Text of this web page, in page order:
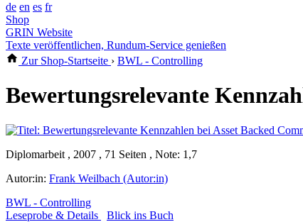
de en es fr
Shop
GRIN Website
Texte veröffentlichen, Rundum-Service genießen
Zur Shop-Startseite › BWL - Controlling
Bewertungsrelevante
Diplomarbeit , 2007 , 71 Seiten , Note: 1,7
Autor:in: Frank Weilbach (Autor:in)
BWL - Controlling
Leseprobe & Details
Blick ins Buch